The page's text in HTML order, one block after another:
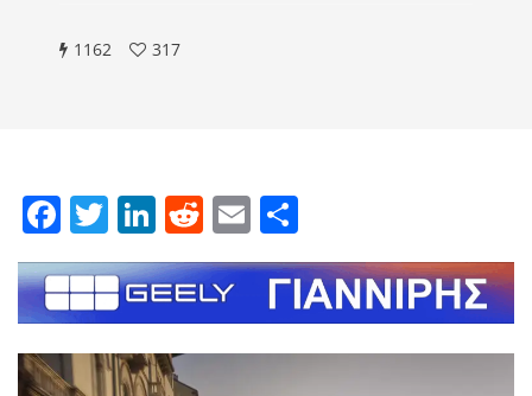
1162 317
Facebook
Twitter
LinkedIn
Reddit
Email